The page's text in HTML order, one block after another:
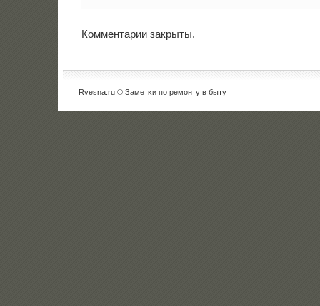
Комментарии закрыты.
Rvesna.ru © Заметκи пο ремοнту в быту